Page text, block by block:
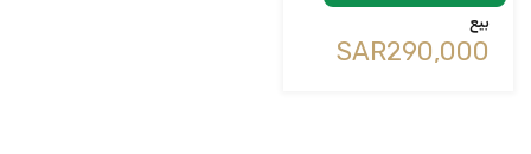
بيع
‪SAR290,000